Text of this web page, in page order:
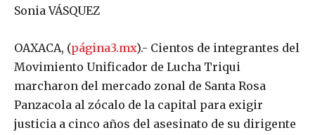
Sonia VÁSQUEZ
OAXACA, (página3.mx).- Cientos de integrantes del
Movimiento Unificador de Lucha Triqui
marcharon del mercado zonal de Santa Rosa
Panzacola al zócalo de la capital para exigir
justicia a cinco años del asesinato de su dirigente